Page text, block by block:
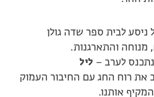
ניסע לבית ספר שדה גולן
מנוחה והתארגנות.
ליל
את רוח החג עם החיבור העמוק
אותנו.